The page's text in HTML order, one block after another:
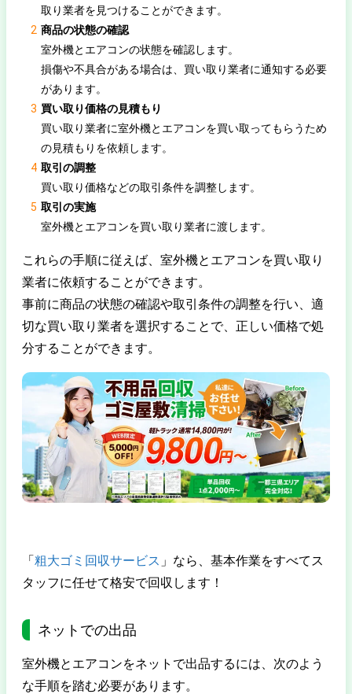
取り業者を見つけることができます。
商品の状態の確認
室外機とエアコンの状態を確認します。
損傷や不具合がある場合は、買い取り業者に通知する必要
があります。
買い取り価格の見積もり
買い取り業者に室外機とエアコンを買い取ってもらうため
の見積もりを依頼します。
取引の調整
買い取り価格などの取引条件を調整します。
取引の実施
室外機とエアコンを買い取り業者に渡します。
これらの手順に従えば、室外機とエアコンを買い取り
業者に依頼することができます。
事前に商品の状態の確認や取引条件の調整を行い、適
切な買い取り業者を選択することで、正しい価格で処
分することができます。
「粗大ゴミ回収サービス 」なら、基本作業をすべてス
タッフに任せて格安で回収します！
ネットでの出品
室外機とエアコンをネットで出品するには、次のよう
な手順を踏む必要があります。